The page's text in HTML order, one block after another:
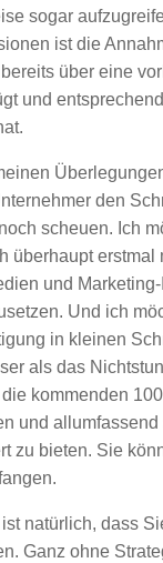
sogar
ist die
über eine
und
den
scheuen. Ich
überhaupt erstmal
und
Und ich
in kleinen
als das
kommenden
und
zu bieten. Sie
natürlich, dass
Ganz ohne